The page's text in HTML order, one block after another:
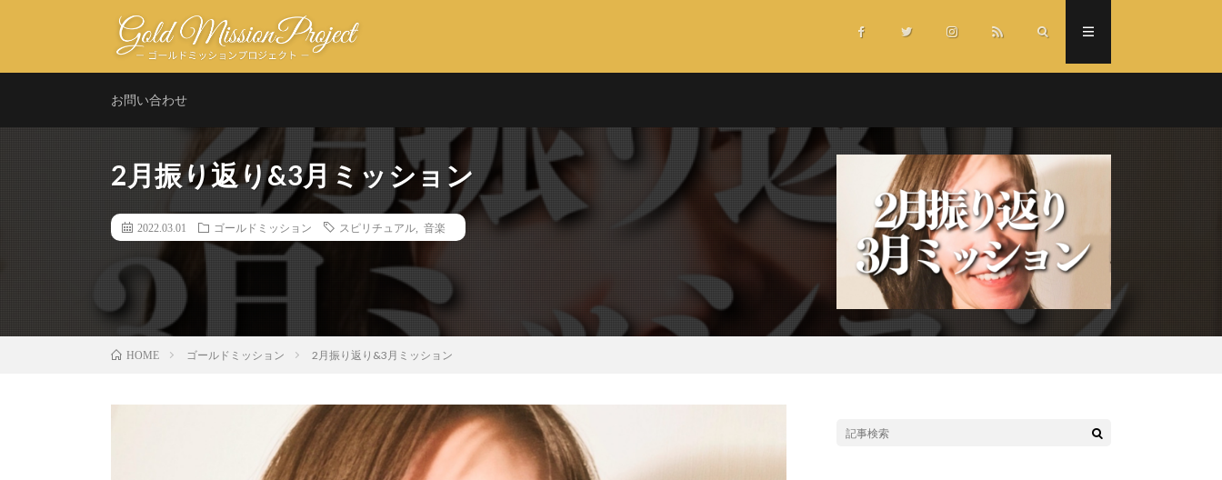
お問い合わせ
2月振り返り&3月ミッション
2022.03.01 ゴールドミッション スピリチュアル 音楽
HOME ゴールドミッション 2月振り返り&3月ミッション